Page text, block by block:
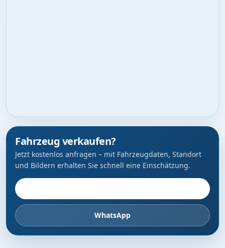
Fahrzeug verkaufen?
Jetzt kostenlos anfragen – mit Fahrzeugdaten, Standort
und Bildern erhalten Sie schnell eine Einschätzung.
WhatsApp